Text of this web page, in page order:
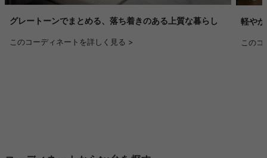
グレートーンでまとめる、落ち着きのある上質な暮らし
このコーディネートを詳しく見る >
軽や
この